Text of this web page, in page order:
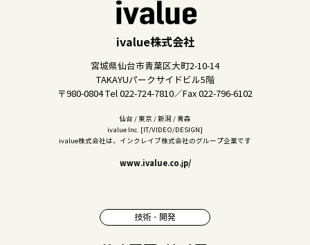
ivalue株式会社
宮城県仙台市青葉区大町2-10-14
TAKAYUパークサイドビル5階
〒980-0804 Tel 022-724-7810／Fax 022-796-6102
仙台 / 東京 / 新潟 / 青森
ivalue Inc. [IT/VIDEO/DESIGN]
ivalue株式会社は、インクレイブ株式会社のグループ企業です
www.ivalue.co.jp/
技術・開発